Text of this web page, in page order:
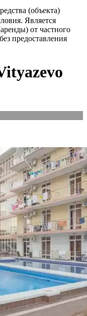
(объекта)
Является
от частного
предоставления